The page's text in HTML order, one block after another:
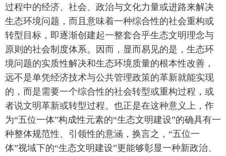
过程中的经济、社会、政治与文化力量或进路来解决
生态环境问题，而且意味着一种综合性的社会重构或
转型目标，即逐渐创建起一整套合乎生态文明理念与
原则的社会制度体系。因而，显而易见的是，生态环
境问题的实质性解决和生态环境质量的根本性改善，
远不是单凭经济技术与公共管理政策的革新就能实现
的，而是需要一个综合性的社会转型或重构过程，或
者说文明革新或转型过程。也正是在这种意义上，作
为“五位一体”构成性元素的“生态文明建设”的确具有一
种整体规范性、引领性的意涵，换言之，“五位一
体”视域下的“生态文明建设”更能够彰显一种新政治、